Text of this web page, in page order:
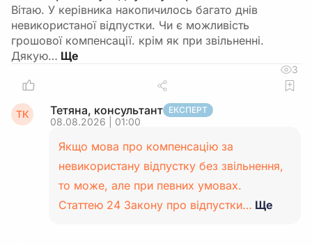
Вітаю. У керівника накопичилось багато днів
невикористаної відпустки. Чи є можливість
грошової компенсації. крім як при звільненні.
Дякую…
3
ТК Тетяна, консультант ЕКСПЕРТ
08.08.2026 | 01:00
Якщо мова про компенсацію за
невикористану відпустку без звільнення,
то може, але при певних умовах.
Статтею 24 Закону про відпустки… Ще